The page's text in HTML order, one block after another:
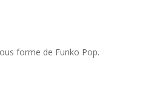
forme de Funko Pop.